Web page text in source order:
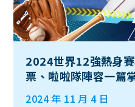
2024世界12強熱身
票、啦啦隊陣容一篇
2024 年 11 月 4 日